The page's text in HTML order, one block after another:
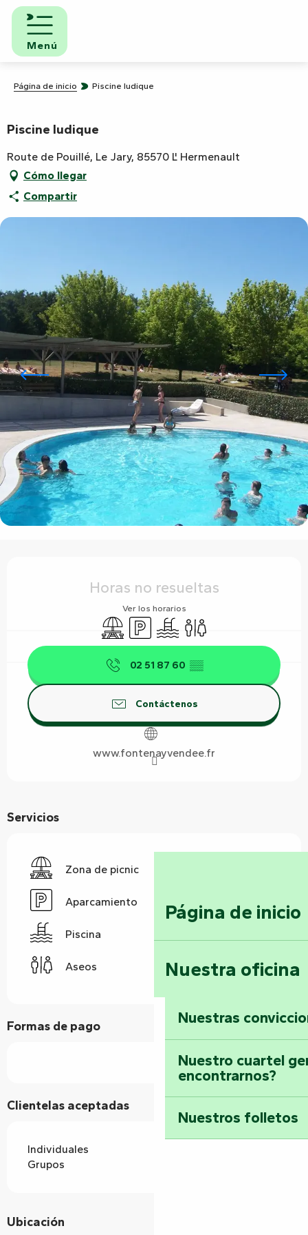
Aller
contenu
principal
Menú
Página de inicio
Nuestra oficina
Nuestras
Nuestro cuartel
encontrarnos?
Nuestros folletos
Página de inicio Piscine ludique
Piscine ludique
Route de Pouillé, Le Jary, 85570 L' Hermenault
Cómo llegar
Compartir
Horas no resueltas
Ver los horarios
Zona de picnic
Aparcamiento
PiscinaAseos
02 51 87 60 ▒▒
Contáctenos
www.fontenayvendee.fr
Servicios
Zona de picnic
Aparcamiento
Piscina
Aseos
Formas de pago
Clientelas aceptadas
Individuales
Grupos
Ubicación